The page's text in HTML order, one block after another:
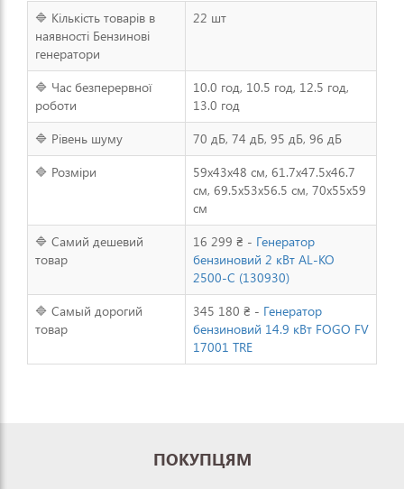
🔷 Кількість товарів в
наявності Бензинові
генератори
22 шт
🔷 Час безперервної
роботи
10.0 год, 10.5 год, 12.5 год,
13.0 год
🔷 Рівень шуму
70 дБ, 74 дБ, 95 дБ, 96 дБ
🔷 Розміри
59x43x48 см, 61.7x47.5x46.7
см, 69.5x53x56.5 см, 70x55x59
см
🔷 Самий дешевий
товар
16 299 ₴ - Генератор
бензиновий 2 кВт AL-KO
2500-C (130930)
🔷 Самый дорогий
товар
345 180 ₴ - Генератор
бензиновий 14.9 кВт FOGO FV
17001 TRE
ПОКУПЦЯМ